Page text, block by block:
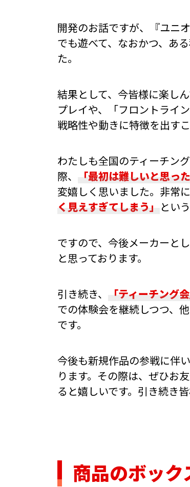
開発のお話ですが、『ユニ
でも遊べて、なおかつ、あ
た。
結果として、今皆様に楽し
プレイや、「フロントライ
戦略性や動きに特徴を出す
わたしも全国のティーチン
際、
「最初は難しいと思っ
変嬉しく思いました。非常
く見えすぎてしまう」 とい
ですので、今後メーカーと
と思っております。
引き続き、 「ティーチング会
での体験会を継続しつつ、
です。
今後も新規作品の参戦に伴
ります。その際は、ぜひお
ると嬉しいです。引き続き
商品のボッ